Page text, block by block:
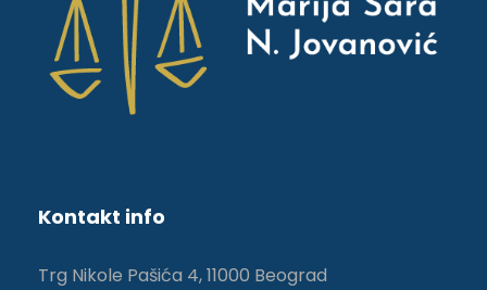
Kontakt info
Trg Nikole Pašića 4, 11000 Beograd